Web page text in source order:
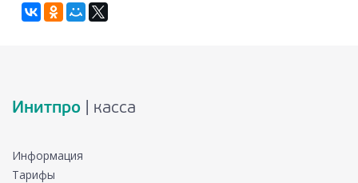
Инитпро | касса
Информация
Тарифы